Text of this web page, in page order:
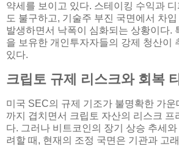
약세를 보이고 있다. 스테이킹 수익과 디
도 불구하고, 기술주 부진 국면에서 차
발생하면서 낙폭이 심화되는 상황이다.
을 보유한 개인투자자들의 강제 청산이
있다.
크립토 규제 리스크와 회복
미국 SEC의 규제 기조가 불명확한 가운
까지 겹치면서 크립토 자산의 리스크 프
다. 그러나 비트코인의 장기 상승 추세
려할 때, 현재의 조정 국면은 기관과 고